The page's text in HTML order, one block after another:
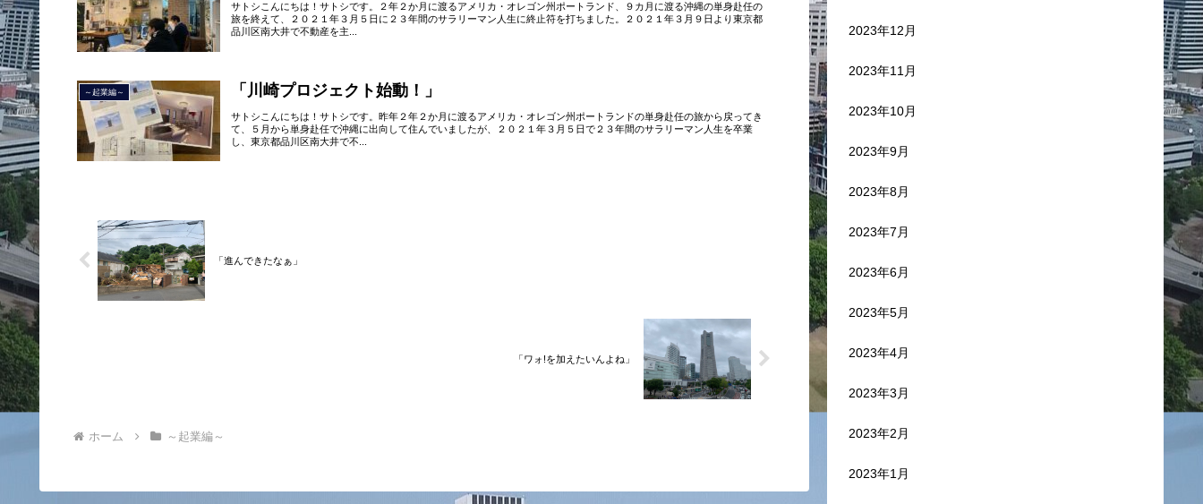
サトシこんにちは！サトシです。２年２か月に渡るアメリカ・オレゴン州ポートランド、９カ月に渡る沖縄の単身赴任の
旅を終えて、２０２１年３月５日に２３年間のサラリーマン人生に終止符を打ちました。２０２１年３月９日より東京都
品川区南大井で不動産を主...
～起業編～ 「川崎プロジェクト始動！」
サトシこんにちは！サトシです。昨年２年２か月に渡るアメリカ・オレゴン州ポートランドの単身赴任の旅から戻ってき
て、５月から単身赴任で沖縄に出向して住んでいましたが、２０２１年３月５日で２３年間のサラリーマン人生を卒業
し、東京都品川区南大井で不...
「進んできたなぁ」
「ワォ!を加えたいんよね」
ホーム ～起業編～
2023年12月
2023年11月
2023年10月
2023年9月
2023年8月
2023年7月
2023年6月
2023年5月
2023年4月
2023年3月
2023年2月
2023年1月